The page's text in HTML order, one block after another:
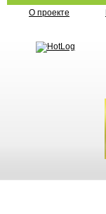
О проекте